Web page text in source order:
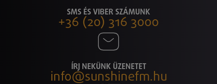
SMS ÉS VIBER SZÁMUNK
+36 (20) 316 3000
ÍRJ NEKÜNK ÜZENETET
info@sunshinefm.hu